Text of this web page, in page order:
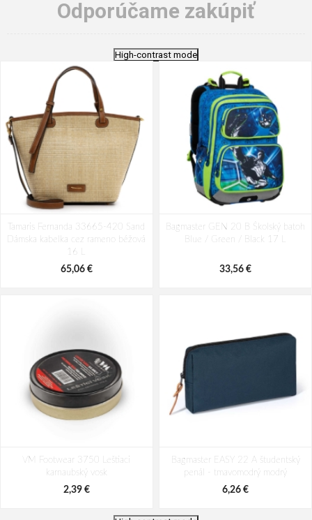
Odporúčame zakúpiť
High-contrast mode
Tamaris Fernanda 33665-420 Sand
Dámska kabelka cez rameno béžová
16 L
65,06 €
Bagmaster GEN 20 B Školský batoh
Blue / Green / Black 17 L
33,56 €
VM Footwear 3750 Leštiaci
karnaubský vosk
2,39 €
Bagmaster EASY 22 A študentský
penál - tmavomodrý modrý
6,26 €